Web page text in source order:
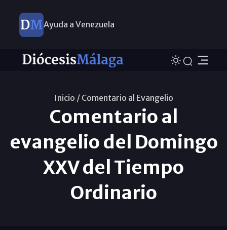
Ayuda a Venezuela
Inicio / Comentario al Evangelio
Comentario al
evangelio del Domingo
XXV del Tiempo
Ordinario